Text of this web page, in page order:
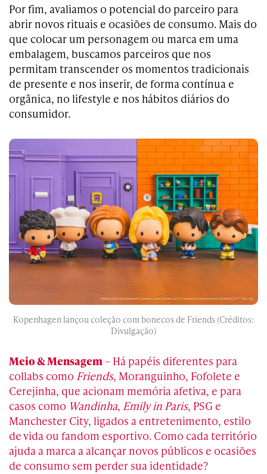
Por fim, avaliamos o potencial do parceiro para
abrir novos rituais e ocasiões de consumo. Mais do
que colocar um personagem ou marca em uma
embalagem, buscamos parceiros que nos
permitam transcender os momentos tradicionais
de presente e nos inserir, de forma contínua e
orgânica, no lifestyle e nos hábitos diários do
consumidor.
Kopenhagen lançou coleção com bonecos de Friends (Créditos:
Divulgação)
Meio & Mensagem – Há papéis diferentes para
collabs como Friends, Moranguinho, Fofolete e
Cerejinha, que acionam memória afetiva, e para
casos como Wandinha, Emily in Paris, PSG e
Manchester City, ligados a entretenimento, estilo
de vida ou fandom esportivo. Como cada território
ajuda a marca a alcançar novos públicos e ocasiões
de consumo sem perder sua identidade?